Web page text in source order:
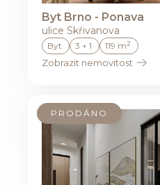
Byt Brno - Ponava
ulice Skřivanova
Byt 3 + 1 119 m2
Zobrazit nemovitost
PRODÁNO